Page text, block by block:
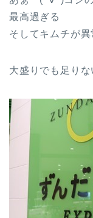
最高過ぎる
そしてキムチが異
大盛りでも足りな